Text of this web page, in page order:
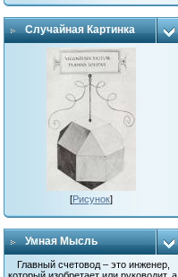
Случайная Картинка
[Рисунок]
Умная Мысль
Главный счетовод – это инженер,